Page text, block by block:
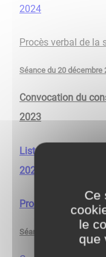
2024
Procès verbal de la
Séance du 20 décembre
Convocation du
2023
Liste des questions
2023
Procès verbal de la
Séance du 29 novembre
Ce
le
que